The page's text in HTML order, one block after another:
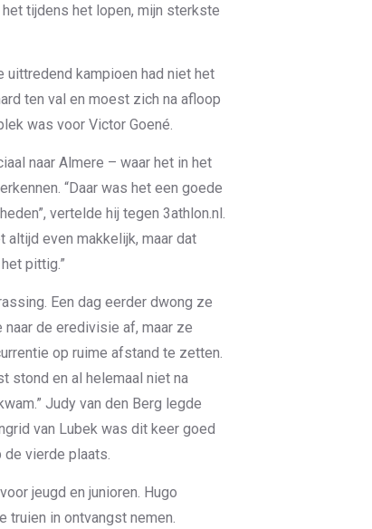
tijdens het lopen, mijn sterkste
kampioen had niet het
ten val en moest zich na afloop
was voor Victor Goené.
naar Almere – waar het in het
“Daar was het een goede
vertelde hij tegen 3athlon.nl.
even makkelijk, maar dat
pittig.”
Een dag eerder dwong ze
de eredivisie af, maar ze
op ruime afstand te zetten.
stond en al helemaal niet na
Judy van den Berg legde
van Lubek was dit keer goed
vierde plaats.
jeugd en junioren. Hugo
truien in ontvangst nemen.